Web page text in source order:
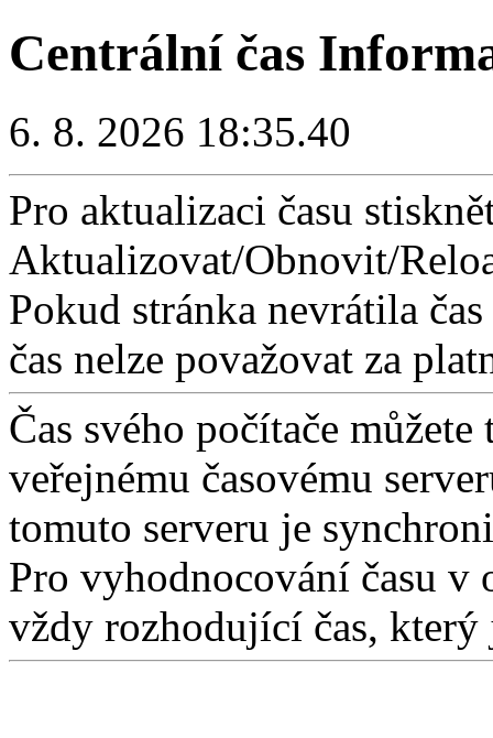
Centrální čas
6. 8. 2026 18:35.40
Pro aktualizaci času
Aktualizovat/Obnovit/
Pokud stránka nevrátila
čas nelze považovat za
Čas svého počítače
veřejnému časovému
tomuto serveru je
Pro vyhodnocování času v
vždy rozhodující čas, který